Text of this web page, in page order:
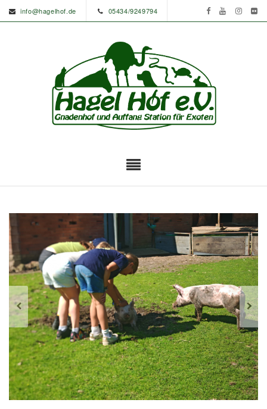
info@hagelhof.de 05434/9249794